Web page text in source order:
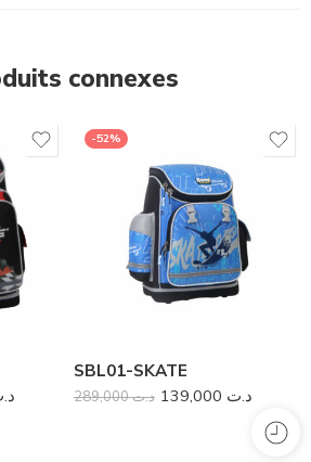
connexes
-52%
SBL01-SKATE
د.ت289,000 د.ت